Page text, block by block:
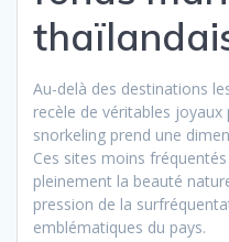
Au-delà des destinations
recèle de véritables
snorkeling prend une
Ces sites moins
pleinement la beauté
pression de la
emblématiques du pays.